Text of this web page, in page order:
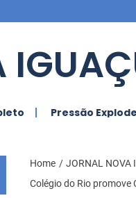
Explode no
Home
JORNAL NOVA
Colégio do Rio promove